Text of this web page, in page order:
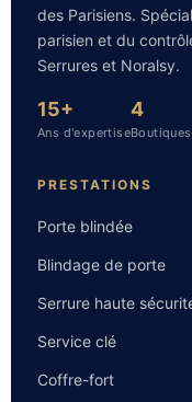
des Parisiens.
parisien et du
Serrures et Noralsy.
15+
Ans d'expertise
4
PRESTATIONS
Porte blindée
Blindage de porte
Serrure haute
Service clé
Coffre-fort